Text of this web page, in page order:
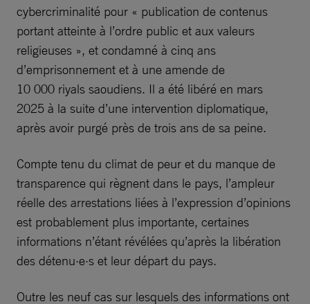
cybercriminalité pour « publication de contenus
portant atteinte à l’ordre public et aux valeurs
religieuses », et condamné à cinq ans
d’emprisonnement et à une amende de
10 000 riyals saoudiens. Il a été libéré en mars
2025 à la suite d’une intervention diplomatique,
après avoir purgé près de trois ans de sa peine.
Compte tenu du climat de peur et du manque de
transparence qui règnent dans le pays, l’ampleur
réelle des arrestations liées à l’expression d’opinions
est probablement plus importante, certaines
informations n’étant révélées qu’après la libération
des détenu·e·s et leur départ du pays.
Outre les neuf cas sur lesquels des informations ont